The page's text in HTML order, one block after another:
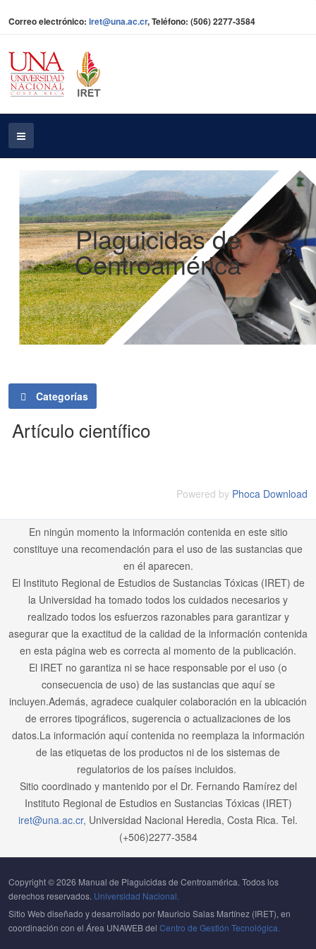
Correo electrónico: iret@una.ac.cr, Teléfono: (506) 2277-3584
Plaguicidas de
Centroamérica
Categorías
Artículo científico
Powered by Phoca Download
En ningún momento la información contenida en este sitio
constituye una recomendación para el uso de las sustancias que
en él aparecen.
El Instituto Regional de Estudios de Sustancias Tóxicas (IRET) de
la Universidad ha tomado todos los cuidados necesarios y
realizado todos los esfuerzos razonables para garantizar y
asegurar que la exactitud de la calidad de la información contenida
en esta página web es correcta al momento de la publicación.
El IRET no garantiza ni se hace responsable por el uso (o
consecuencia de uso) de las sustancias que aquí se
incluyen.Además, agradece cualquier colaboración en la ubicación
de errores tipográficos, sugerencia o actualizaciones de los
datos.La información aquí contenida no reemplaza la información
de las etiquetas de los productos ni de los sistemas de
regulatorios de los países incluidos.
Sitio coordinado y mantenido por el Dr. Fernando Ramírez del
Instituto Regional de Estudios en Sustancias Tóxicas (IRET)
iret@una.ac.cr, Universidad Nacional Heredia, Costa Rica. Tel.
(+506)2277-3584
Copyright © 2026 Manual de Plaguicidas de Centroamérica. Todos los
derechos reservados. Universidad Nacional.
Sitio Web diseñado y desarrollado por Mauricio Salas Martínez (IRET), en
coordinación con el Área UNAWEB del Centro de Gestión Tecnológica.